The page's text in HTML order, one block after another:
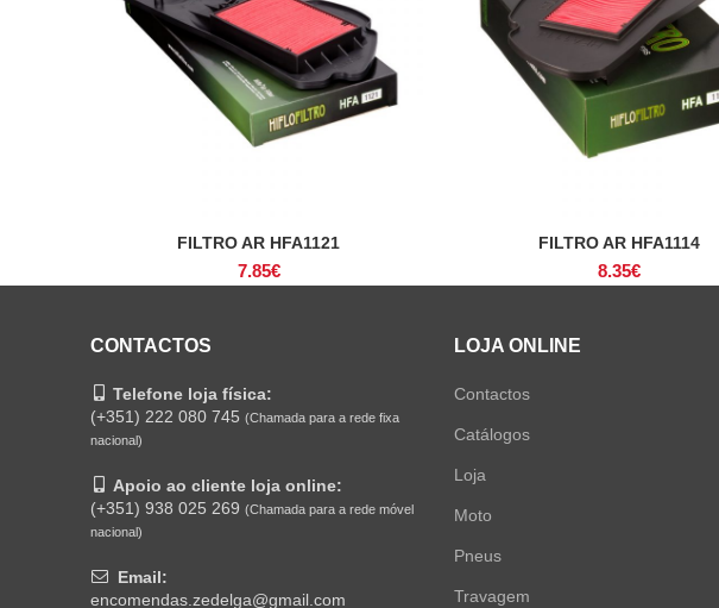
ADICIONAR
FILTRO AR HFA1121
7.85€
ADICIONAR
FILTRO AR HFA1114
8.35€
CONTACTOS
Telefone loja física:
(+351) 222 080 745 (Chamada para a rede fixa
nacional)
Apoio ao cliente loja online:
(+351) 938 025 269 (Chamada para a rede móvel
nacional)
Email:
encomendas.zedelga@gmail.com
LOJA ONLINE
Contactos
Catálogos
Loja
Moto
Pneus
Travagem